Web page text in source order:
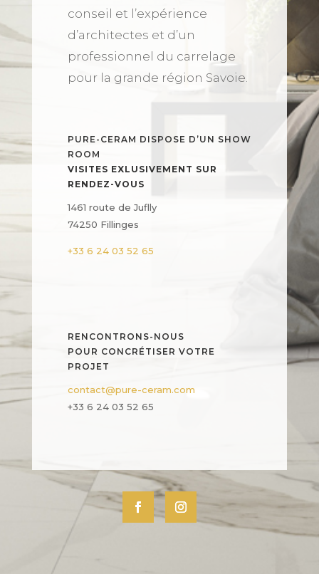
conseil et l’expérience
d’architectes et d’un
professionnel du carrelage
pour la grande région Savoie.
PURE-CERAM DISPOSE D’UN SHOW
ROOM
VISITES EXLUSIVEMENT SUR
RENDEZ-VOUS
1461 route de Juflly
74250 Fillinges
+33 6 24 03 52 65
RENCONTRONS-NOUS
POUR CONCRÉTISER VOTRE
PROJET
contact@pure-ceram.com
+33 6 24 03 52 65